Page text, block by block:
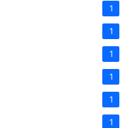
1
1
1
1
1
1